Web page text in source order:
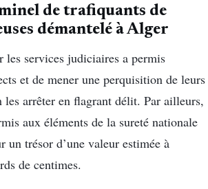
de trafiquants de
démantelé à Alger
les services judiciaires a permis
et de mener une perquisition de leurs
arrêter en flagrant délit. Par ailleurs,
aux éléments de la sureté nationale
un trésor d’une valeur estimée à
de centimes.